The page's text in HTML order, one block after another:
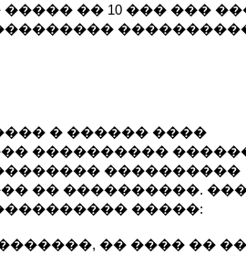
�� 10 ��� ���
� ������ ����
����������
����������
�� ����������.
�����:
�� ���� ��